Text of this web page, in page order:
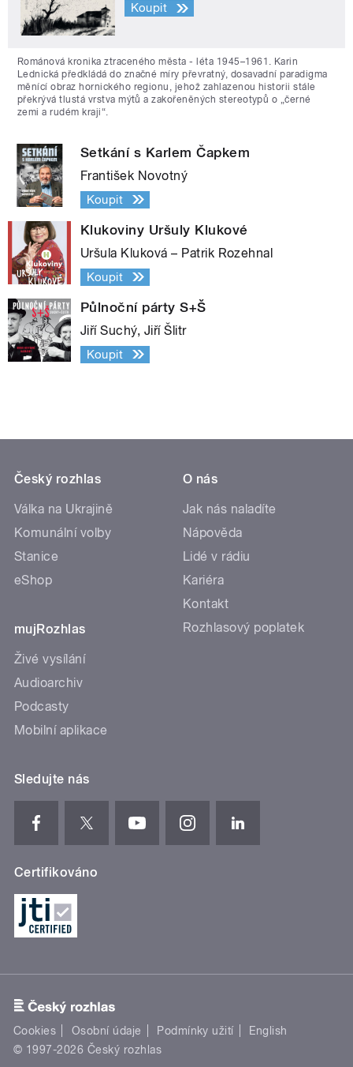
Koupit
Románová kronika ztraceného města - léta 1945–1961. Karin
Lednická předkládá do značné míry převratný, dosavadní paradigma
měnící obraz hornického regionu, jehož zahlazenou historii stále
překrývá tlustá vrstva mýtů a zakořeněných stereotypů o „černé
zemi a rudém kraji“.
Setkání s Karlem Čapkem
František Novotný
Koupit
Klukoviny Uršuly Klukové
Uršula Kluková – Patrik Rozehnal
Koupit
Půlnoční párty S+Š
Jiří Suchý, Jiří Šlitr
Koupit
Český rozhlas
Válka na Ukrajině
Komunální volby
Stanice
eShop
mujRozhlas
Živé vysílání
Audioarchiv
Podcasty
Mobilní aplikace
O nás
Jak nás naladíte
Nápověda
Lidé v rádiu
Kariéra
Kontakt
Rozhlasový poplatek
Sledujte nás
Certifikováno
Cookies Osobní údaje Podmínky užití
English
© 1997-2026 Český rozhlas